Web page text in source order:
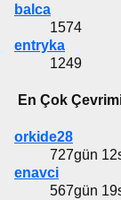
balca
1574
entryka
1249
En Çok
orkide28
727gün
enavci
567gün